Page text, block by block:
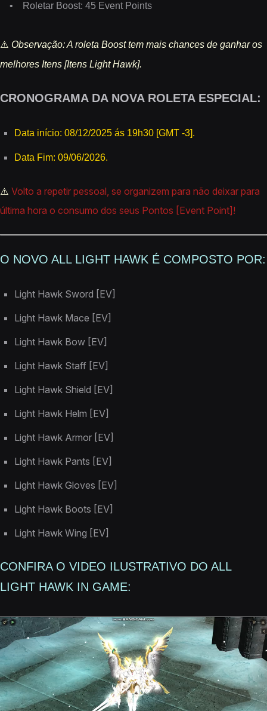
• Roletar Boost: 45 Event Points
⚠️ Observação: A roleta Boost tem mais chances de ganhar os
melhores Itens [Itens Light Hawk].
CRONOGRAMA DA NOVA ROLETA ESPECIAL:
Data início: 08/12/2025 ás 19h30 [GMT -3].
Data Fim: 09/06/2026.
⚠️ Volto a repetir pessoal, se organizem para não deixar para
última hora o consumo dos seus Pontos [Event Point]!
O NOVO ALL LIGHT HAWK É COMPOSTO POR:
Light Hawk Sword [EV]
Light Hawk Mace [EV]
Light Hawk Bow [EV]
Light Hawk Staff [EV]
Light Hawk Shield [EV]
Light Hawk Helm [EV]
Light Hawk Armor [EV]
Light Hawk Pants [EV]
Light Hawk Gloves [EV]
Light Hawk Boots [EV]
Light Hawk Wing [EV]
CONFIRA O VIDEO ILUSTRATIVO DO ALL
LIGHT HAWK IN GAME: